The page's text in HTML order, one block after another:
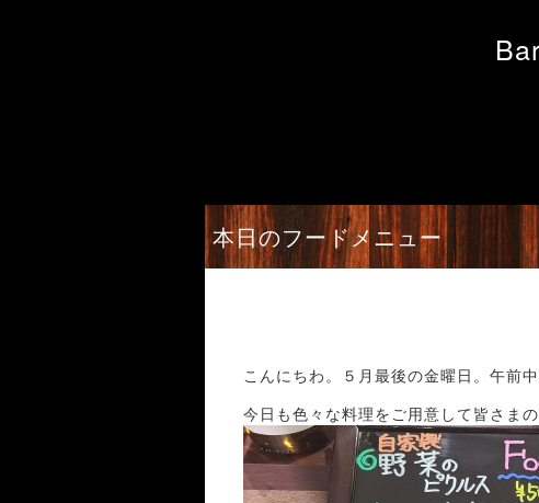
本日のフードメニュー
こんにちわ。５月最後の金曜日。午前
今日も色々な料理をご用意して皆さま